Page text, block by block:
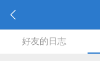
好友的日志